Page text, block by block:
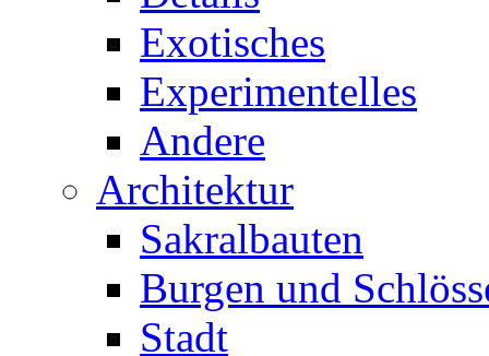
Exotisches
Experimentelles
Andere
Architektur
Sakralbauten
Burgen und
Stadt